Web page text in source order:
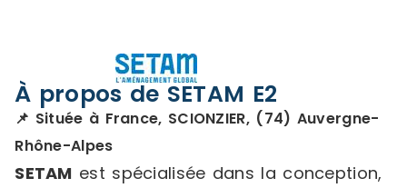
À propos de SETAM E2
📌 Située à France, SCIONZIER, (74) Auvergne-
Rhône-Alpes
SETAM est spécialisée dans la conception,